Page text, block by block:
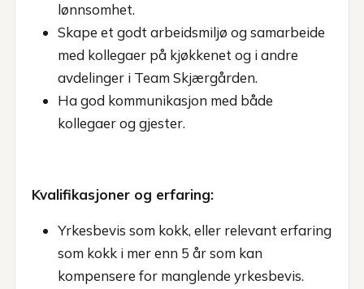
lønnsomhet.
Skape et godt arbeidsmiljø og samarbeide
med kollegaer på kjøkkenet og i andre
avdelinger i Team Skjærgården.
Ha god kommunikasjon med både
kollegaer og gjester.
Kvalifikasjoner og erfaring:
Yrkesbevis som kokk, eller relevant erfaring
som kokk i mer enn 5 år som kan
kompensere for manglende yrkesbevis.